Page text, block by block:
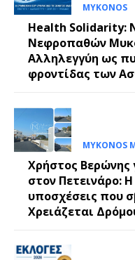
MYKONOS
Health Solidarity:
Νεφροπαθών
Αλληλεγγύη ως
φροντίδας των
MYKONOS
Χρήστος
στον Πετεινάρο:
υποσχέσεις που
Χρειάζεται